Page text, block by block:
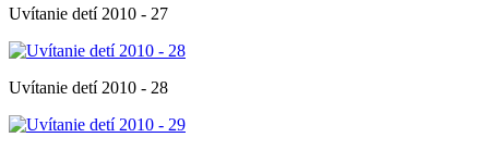
Uvítanie detí 2010 - 27
Uvítanie detí 2010 - 28